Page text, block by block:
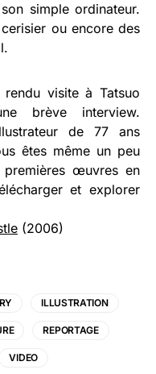
simple ordinateur.
ou encore des
rendu visite à Tatsuo
brève interview.
de 77 ans
êtes même un peu
œuvres en
et explorer
(2006)
ILLUSTRATION
REPORTAGE
VIDEO